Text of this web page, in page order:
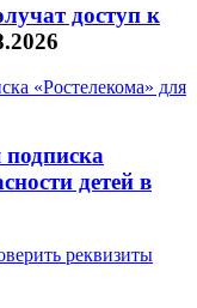
доступ к
детей в